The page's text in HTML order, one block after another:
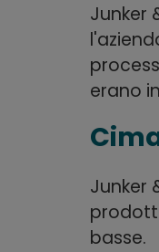
Junker
erano
Junker
basse.